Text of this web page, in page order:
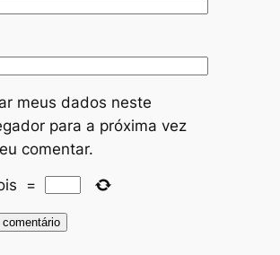
meus dados neste
para a próxima vez
comentar.
=